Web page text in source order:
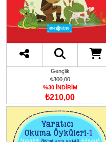
Gençlik
₺300,00
%30 İNDİRİM
₺210,00